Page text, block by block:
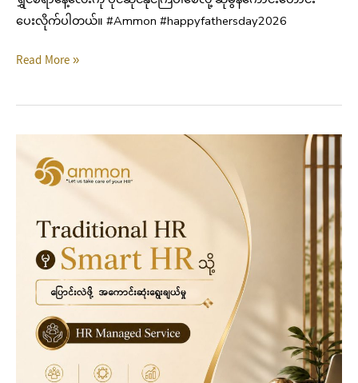
ပေးလိုက်ပါတယ်။ #Ammon #happyfathersday2026
Read More »
Managed